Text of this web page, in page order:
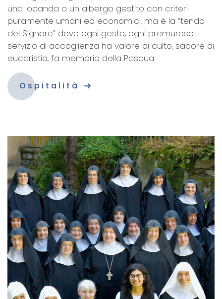
una locanda o un albergo gestito con criteri
puramente umani ed economici, ma è la “tenda
del Signore” dove ogni gesto, ogni premuroso
servizio di accoglienza ha valore di culto, sapore di
eucaristia, fa memoria della Pasqua.
Ospitalità